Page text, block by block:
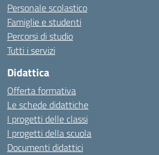
Personale scolastico
Famiglie e studenti
Percorsi di studio
Tutti i servizi
Didattica
Offerta formativa
Le schede didattiche
I progetti delle classi
I progetti della scuola
Documenti didattici